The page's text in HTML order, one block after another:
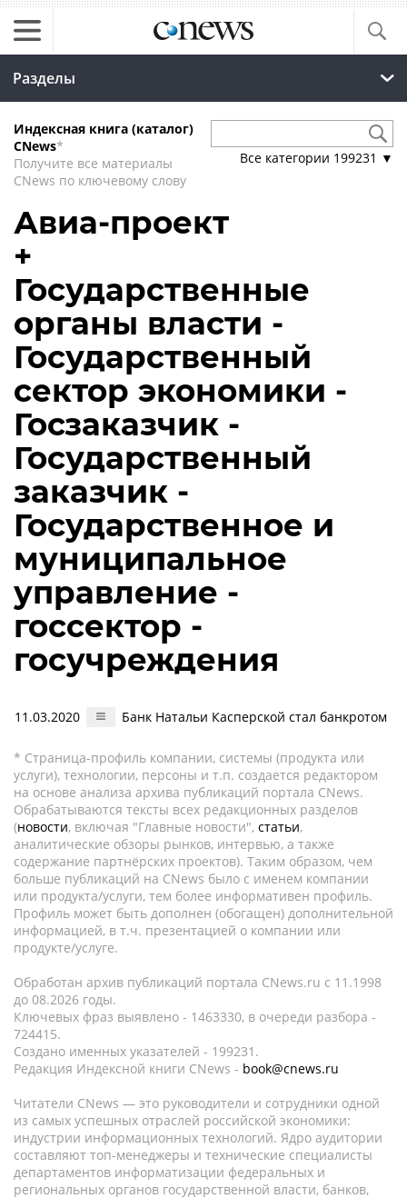
Разделы
Индексная книга (каталог)
CNews*
Получите все материалы
CNews по ключевому слову
Все категории 199231 ▼
Авиа-проект
+
Государственные
органы власти -
Государственный
сектор экономики -
Госзаказчик -
Государственный
заказчик -
Государственное и
муниципальное
управление -
госсектор -
госучреждения
11.03.2020 Банк Натальи Касперской стал банкротом
* Страница-профиль компании, системы (продукта или
услуги), технологии, персоны и т.п. создается редактором
на основе анализа архива публикаций портала CNews.
Обрабатываются тексты всех редакционных разделов
(новости, включая "Главные новости", статьи,
аналитические обзоры рынков, интервью, а также
содержание партнёрских проектов). Таким образом, чем
больше публикаций на CNews было с именем компании
или продукта/услуги, тем более информативен профиль.
Профиль может быть дополнен (обогащен) дополнительной
информацией, в т.ч. презентацией о компании или
продукте/услуге.
Обработан архив публикаций портала CNews.ru c 11.1998
до 08.2026 годы.
Ключевых фраз выявлено - 1463330, в очереди разбора -
724415.
Создано именных указателей - 199231.
Редакция Индексной книги CNews - book@cnews.ru
Читатели CNews — это руководители и сотрудники одной
из самых успешных отраслей российской экономики:
индустрии информационных технологий. Ядро аудитории
составляют топ-менеджеры и технические специалисты
департаментов информатизации федеральных и
региональных органов государственной власти, банков,